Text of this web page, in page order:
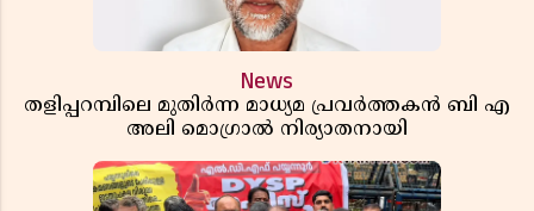
News
തളിപ്പറമ്പിലെ മുതിർന്ന മാധ്യമ പ്രവർത്തകൻ ബി എ
അലി മൊഗ്രാൽ നിര്യാതനായി